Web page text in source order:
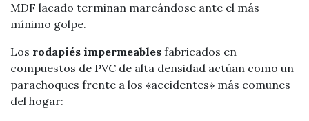
MDF lacado terminan marcándose ante el más
mínimo golpe.
Los rodapiés impermeables fabricados en
compuestos de PVC de alta densidad actúan como un
parachoques frente a los «accidentes» más comunes
del hogar: